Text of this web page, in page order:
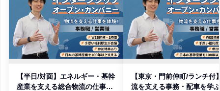
【半日/対面】エネルギー・基幹
産業を支える総合物流の仕事体
【東京・門前仲町/ランチ付
流を支える事務・配車を学ぶ